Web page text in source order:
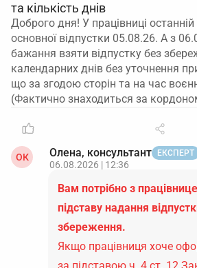
та кількість днів
Доброго дня! У працівниці
основної відпустки 05.08.26. А з
бажання взяти відпустку без
календарних днів без уточнення
що за згодою сторін та на час
(Фактично знаходиться за
ОК Олена, консультант ЕКСПЕРТ
06.08.2026 | 12:36
Вам потрібно з
підставу надання
збереження.
Якщо працівниця хоче